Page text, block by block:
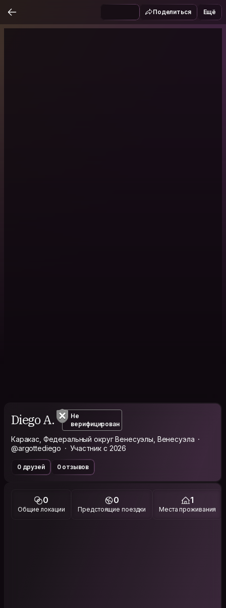
Поделиться Ещё
Diego A.
Не
верифицирован
Каракас, Федеральный округ Венесуэлы, Венесуэла
@argottediego
Участник с 2026
0 друзей 0 отзывов
0
Общие локации
0
Предстоящие поездки
1
Места проживания